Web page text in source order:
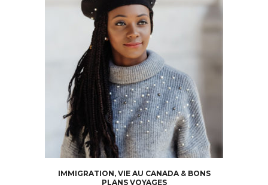
IMMIGRATION, VIE AU CANADA & BONS
PLANS VOYAGES